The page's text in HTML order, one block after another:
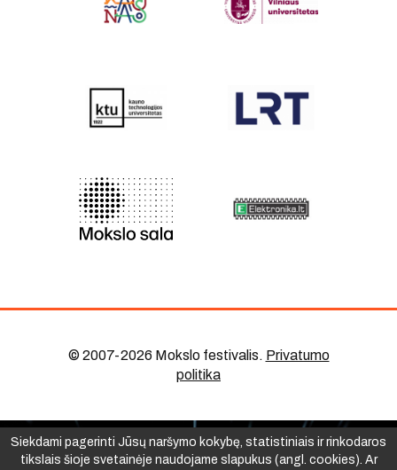
© 2007-2026 Mokslo festivalis. Privatumo
politika
Siekdami pagerinti Jūsų naršymo kokybę, statistiniais ir rinkodaros
tikslais šioje svetainėje naudojame slapukus (angl. cookies). Ar